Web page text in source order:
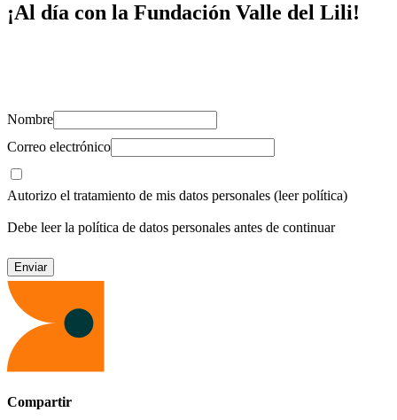
¡Al día con la Fundación Valle del Lili!
Nombre
Correo electrónico
Autorizo el tratamiento de mis datos personales (leer política)
Debe leer la política de datos personales antes de continuar
Compartir